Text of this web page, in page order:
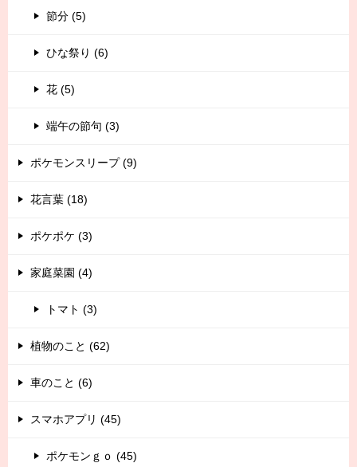
節分 (5)
ひな祭り (6)
花 (5)
端午の節句 (3)
ポケモンスリープ (9)
花言葉 (18)
ポケポケ (3)
家庭菜園 (4)
トマト (3)
植物のこと (62)
車のこと (6)
スマホアプリ (45)
ポケモンｇｏ (45)